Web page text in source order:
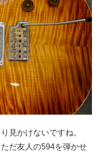
見かけないですね。
だ友人の594を弾かせ